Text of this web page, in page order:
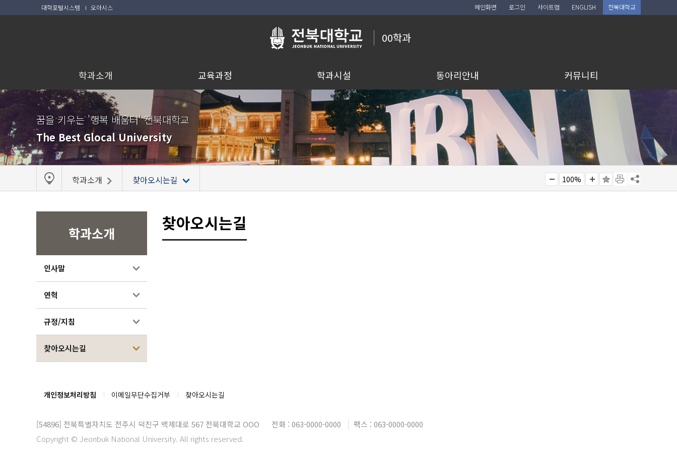
대학포털시스템 오아시스
00학과
메인화면 로그인 사이트맵 ENGLISH 전북대학교
학과소개 교육과정 학과시설 동아리안내 커뮤니티
꿈을 키우는 '행복 배움터' 전북대학교
The Best Glocal University
학과소개 찾아오시는길 100%
학과소개
인사말
연혁
규정/지침
찾아오시는길
찾아오시는길
개인정보처리방침 이메일무단수집거부 찾아오시는길
[54896] 전북특별자치도 전주시 덕진구 백제대로 567 전북대학교 OOO 전화 : 063-0000-0000
팩스 : 063-0000-0000
Copyright © Jeonbuk National University. All rights reserved.